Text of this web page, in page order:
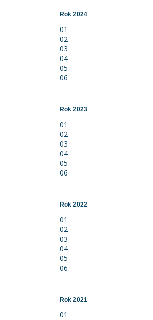
Rok 2024
01
02
03
04
05
06
Rok 2023
01
02
03
04
05
06
Rok 2022
01
02
03
04
05
06
Rok 2021
01